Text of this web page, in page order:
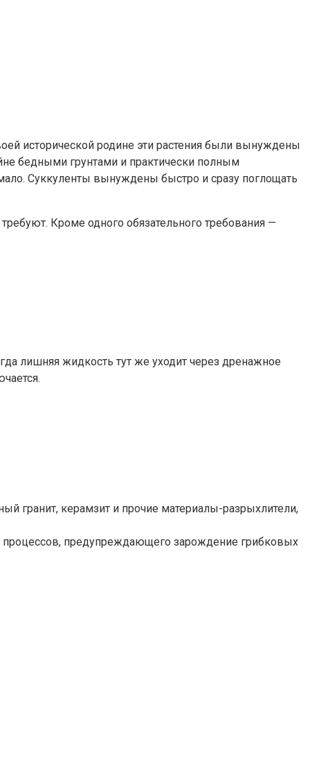
исторической родине эти растения были вынуждены
бедными грунтами и практически полным
Суккуленты вынуждены быстро и сразу поглощать
Кроме одного обязательного требования —
лишняя жидкость тут же уходит через дренажное
гранит, керамзит и прочие материалы-разрыхлители,
процессов, предупреждающего зарождение грибковых